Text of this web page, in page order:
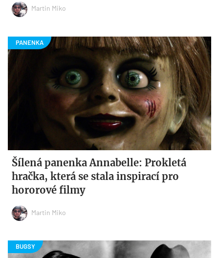
Martin Miko
Šílená panenka Annabelle: Prokletá
hračka, která se stala inspirací pro
hororové filmy
Martin Miko